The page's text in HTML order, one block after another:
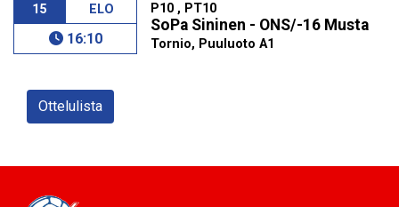
15 ELO
16:10
P10 , PT10
SoPa Sininen - ONS/-16 Musta
Tornio, Puuluoto A1
Ottelulista